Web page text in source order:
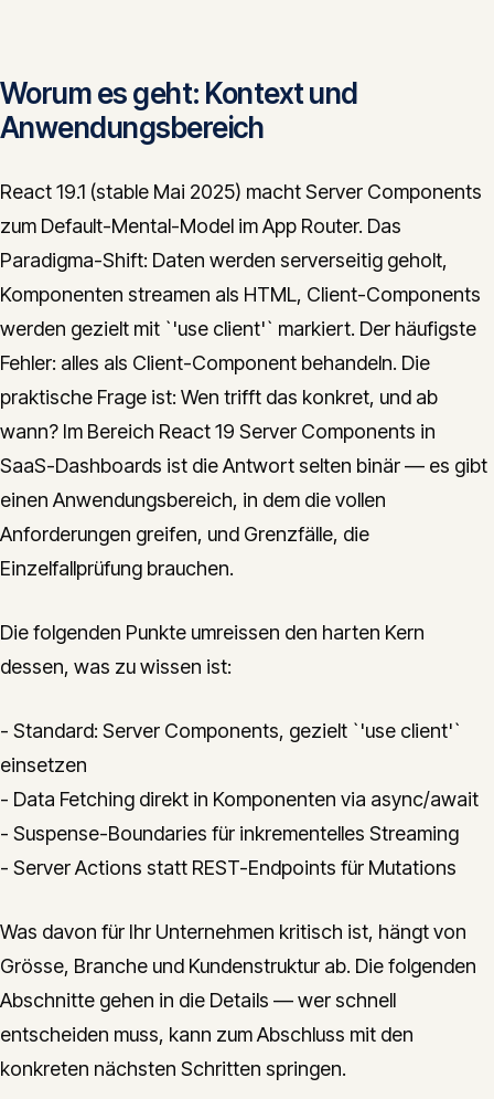
Worum es geht: Kontext und
Anwendungsbereich
React 19.1 (stable Mai 2025) macht Server Components
zum Default-Mental-Model im App Router. Das
Paradigma-Shift: Daten werden serverseitig geholt,
Komponenten streamen als HTML, Client-Components
werden gezielt mit `'use client'` markiert. Der häufigste
Fehler: alles als Client-Component behandeln. Die
praktische Frage ist: Wen trifft das konkret, und ab
wann? Im Bereich React 19 Server Components in
SaaS-Dashboards ist die Antwort selten binär — es gibt
einen Anwendungsbereich, in dem die vollen
Anforderungen greifen, und Grenzfälle, die
Einzelfallprüfung brauchen.
Die folgenden Punkte umreissen den harten Kern
dessen, was zu wissen ist:
- Standard: Server Components, gezielt `'use client'`
einsetzen
- Data Fetching direkt in Komponenten via async/await
- Suspense-Boundaries für inkrementelles Streaming
- Server Actions statt REST-Endpoints für Mutations
Was davon für Ihr Unternehmen kritisch ist, hängt von
Grösse, Branche und Kundenstruktur ab. Die folgenden
Abschnitte gehen in die Details — wer schnell
entscheiden muss, kann zum Abschluss mit den
konkreten nächsten Schritten springen.